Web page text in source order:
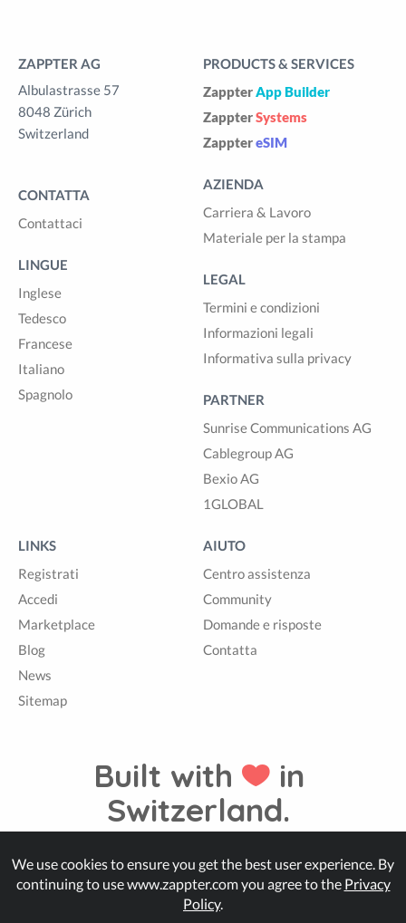
ZAPPTER AG
Albulastrasse 57
8048 Zürich
Switzerland
CONTATTA
Contattaci
LINGUE
Inglese
Tedesco
Francese
Italiano
Spagnolo
PRODUCTS & SERVICES
ZappterApp Builder
ZappterSystems
ZapptereSIM
AZIENDA
Carriera & Lavoro
Materiale per la stampa
LEGAL
Termini e condizioni
Informazioni legali
Informativa sulla privacy
PARTNER
Sunrise Communications AG
Cablegroup AG
Bexio AG
1GLOBAL
LINKS
Registrati
Accedi
Marketplace
Blog
News
Sitemap
AIUTO
Centro assistenza
Community
Domande e risposte
Contatta
Built with
in
Switzerland.
© Zappter
We use cookies to ensure you get the best user experience. By
continuing to use www.zappter.com you agree to the Privacy
Policy.